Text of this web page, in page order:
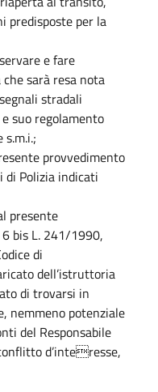
predisposte per la
e fare
sarà resa nota
stradali
suo regolamento
provvedimento
di Polizia indicati
presente
bis L. 241/1990,
di
dell’istruttoria
di trovarsi in
nemmeno potenziale
del Responsabile
d’interesse,